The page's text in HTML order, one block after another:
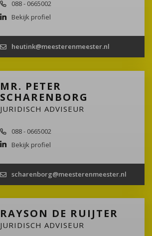
088 - 0665002
Bekijk profiel
heutink@meesterenmeester.nl
MR. PETER
SCHARENBORG
JURIDISCH ADVISEUR
088 - 0665002
Bekijk profiel
scharenborg@meesterenmeester.nl
RAYSON DE RUIJTER
JURIDISCH ADVISEUR